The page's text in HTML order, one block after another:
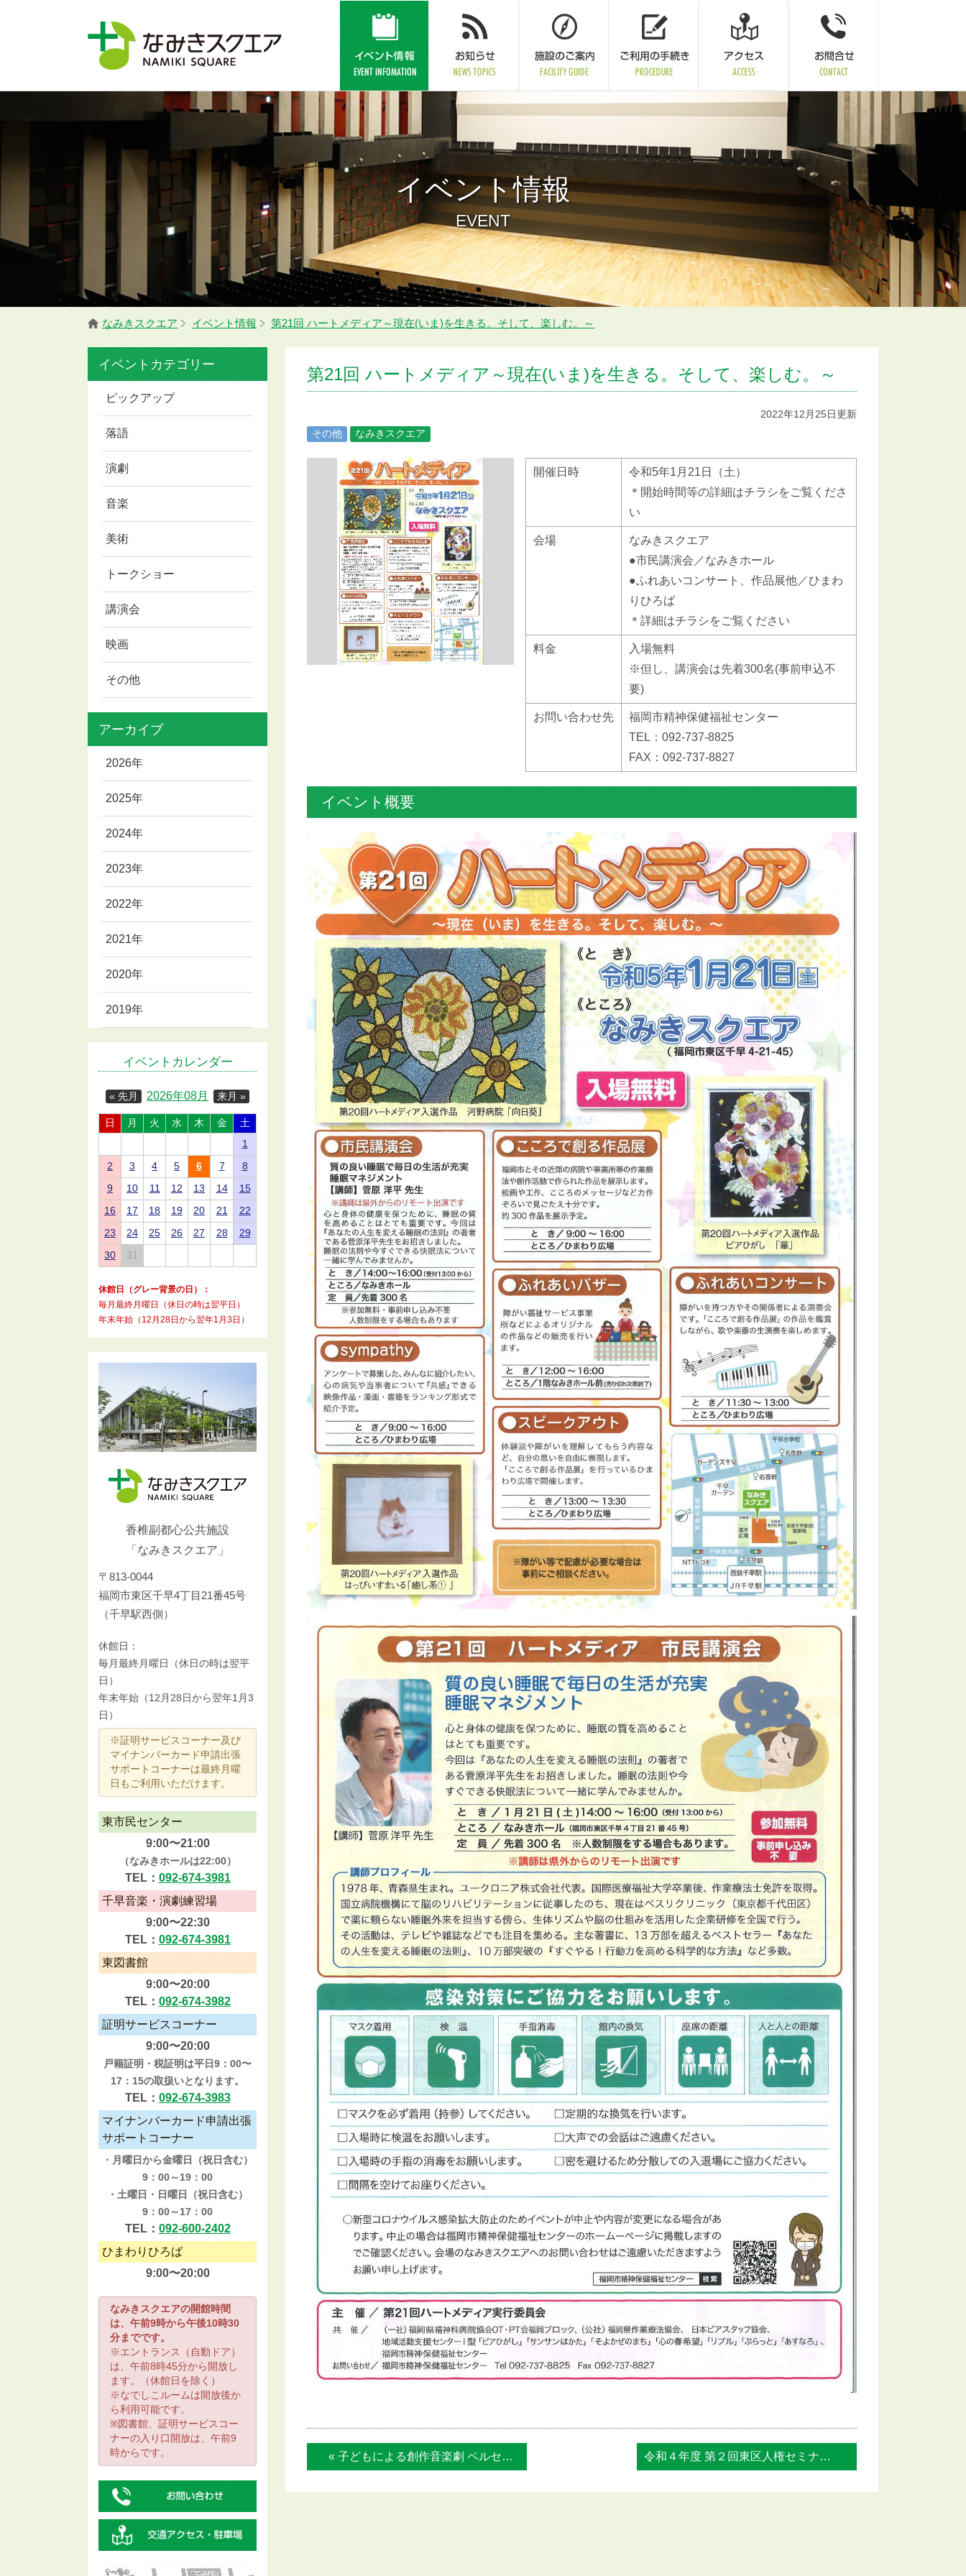
イベント情報
EVENT
なみきスクエア イベント情報 第21回 ハートメディア～現在(いま)を生きる。そして、楽しむ。～
第21回 ハートメディア～現在(いま)を生きる。そして、楽しむ。～
2022年12月25日更新
その他
なみきスクエア
開催日時
令和5年1月21日（土）
＊開始時間等の詳細はチラシをご覧くださ
い
会場
なみきスクエア
●市民講演会／なみきホール
●ふれあいコンサート、作品展他／ひまわ
りひろば
＊詳細はチラシをご覧ください
料金
入場無料
※但し、講演会は先着300名(事前申込不
要)
お問い合わせ先
福岡市精神保健福祉センター
TEL：092-737-8825
FAX：092-737-8827
イベント概要
« 子どもによる創作音楽劇 ペルセウスの冒険... 令和４年度 第２回東区人権セミナー 地元... »
イベントカテゴリー
ピックアップ
落語
演劇
音楽
美術
トークショー
講演会
映画
その他
アーカイブ
2026年
2025年
2024年
2023年
2022年
2021年
2020年
2019年
イベントカレンダー
« 先月 来月 »
2026年08月
日 月 火 水 木 金
土
1
2 3 4 5 6 7 8
9 10 11 12 13 14 15
16 17 18 19 20 21 22
23 24 25 26 27 28 29
30 31
休館日（グレー背景の日）：
毎月最終月曜日（休日の時は翌平日）
年末年始（12月28日から翌年1月3日）
香椎副都心公共施設
「なみきスクエア」
〒813-0044
福岡市東区千早4丁目21番45号
（千早駅西側）
休館日：
毎月最終月曜日（休日の時は翌平
日）
年末年始（12月28日から翌年1月3
日）
※証明サービスコーナー及び
マイナンバーカード申請出張
サポートコーナーは最終月曜
日もご利用いただけます。
東市民センター
9:00〜21:00
（なみきホールは22:00）
TEL： 092-674-3981
千早音楽・演劇練習場
9:00〜22:30
TEL： 092-674-3981
東図書館
9:00〜20:00
TEL： 092-674-3982
証明サービスコーナー
9:00〜20:00
戸籍証明・税証明は平日9：00〜
17：15の取扱いとなります。
TEL： 092-674-3983
マイナンバーカード申請出張
サポートコーナー
・月曜日から金曜日（祝日含む）
9：00～19：00
・土曜日・日曜日（祝日含む）
9：00～17：00
TEL： 092-600-2402
ひまわりひろば
9:00〜20:00
なみきスクエアの開館時間
は、午前9時から午後10時30
分までです。
※エントランス（自動ドア）
は、午前8時45分から開放し
ます。（休館日を除く）
※なでしこルームは開放後か
ら利用可能です。
※図書館、証明サービスコー
ナーの入り口開放は、午前9
時からです。